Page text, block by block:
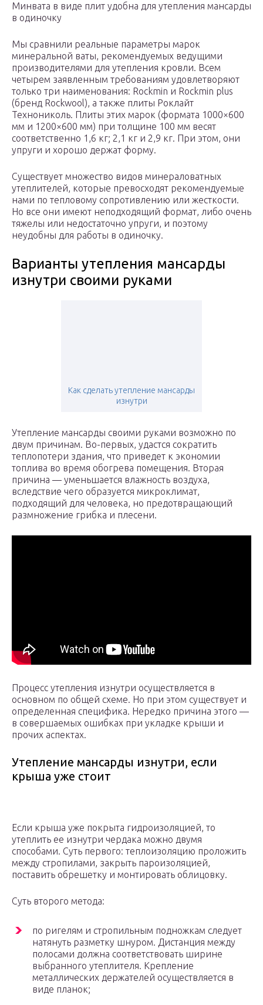
Минвата в виде плит удобна для утепления мансарды
в одиночку
Мы сравнили реальные параметры марок
минеральной ваты, рекомендуемых ведущими
производителями для утепления кровли. Всем
четырем заявленным требованиям удовлетворяют
только три наименования: Rockmin и Rockmin plus
(бренд Rockwool), а также плиты Роклайт
Технониколь. Плиты этих марок (формата 1000×600
мм и 1200×600 мм) при толщине 100 мм весят
соответственно 1,6 кг; 2,1 кг и 2,9 кг. При этом, они
упруги и хорошо держат форму.
Существует множество видов минераловатных
утеплителей, которые превосходят рекомендуемые
нами по тепловому сопротивлению или жесткости.
Но все они имеют неподходящий формат, либо очень
тяжелы или недостаточно упруги, и поэтому
неудобны для работы в одиночку.
Варианты утепления мансарды
изнутри своими руками
Как сделать утепление мансарды
изнутри
Утепление мансарды своими руками возможно по
двум причинам. Во-первых, удастся сократить
теплопотери здания, что приведет к экономии
топлива во время обогрева помещения. Вторая
причина — уменьшается влажность воздуха,
вследствие чего образуется микроклимат,
подходящий для человека, но предотвращающий
размножение грибка и плесени.
Процесс утепления изнутри осуществляется в
основном по общей схеме. Но при этом существует и
определенная специфика. Нередко причина этого —
в совершаемых ошибках при укладке крыши и
прочих аспектах.
Утепление мансарды изнутри, если
крыша уже стоит
Если крыша уже покрыта гидроизоляцией, то
утеплить ее изнутри чердака можно двумя
способами. Суть первого: теплоизоляцию проложить
между стропилами, закрыть пароизоляцией,
поставить обрешетку и монтировать облицовку.
Суть второго метода:
по ригелям и стропильным подножкам следует
натянуть разметку шнуром. Дистанция между
полосами должна соответствовать ширине
выбранного утеплителя. Крепление
металлических держателей осуществляется в
виде планок;